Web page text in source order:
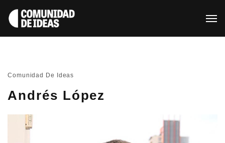
Comunidad De Ideas
Andrés López